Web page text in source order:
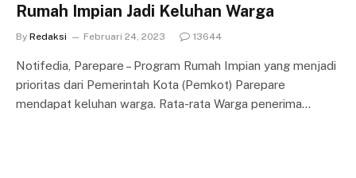
Rumah Impian Jadi Keluhan Warga
By Redaksi Februari 24, 2023 13644
Notifedia, Parepare – Program Rumah Impian yang menjadi
prioritas dari Pemerintah Kota (Pemkot) Parepare
mendapat keluhan warga. Rata-rata Warga penerima…